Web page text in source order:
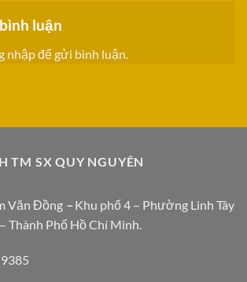
luận
nhậpđể gửi bình luận.
TM SX QUY NGUYÊN
Văn Đồng – Khu phố 4 – Phường Linh Tây
Thành Phố Hồ Chí Minh.